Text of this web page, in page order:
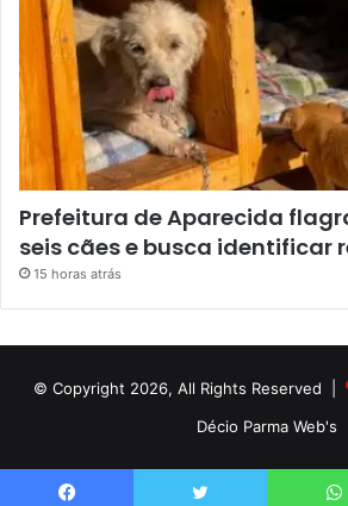
Prefeitura de Aparecida
seis cães e busca identificar
15 horas atrás
© Copyright 2026, All Rights Reserved |
Décio Parma Web's